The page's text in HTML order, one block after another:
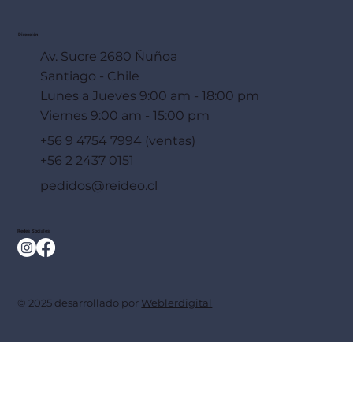
Dirección
Av. Sucre 2680 Ñuñoa
Santiago - Chile
Lunes a Jueves 9:00 am - 18:00 pm
Viernes 9:00 am - 15:00 pm
+56 9 4754 7994 (ventas)
+56 2 2437 0151
pedidos@reideo.cl
Redes Sociales
© 2025 desarrollado por Weblerdigital